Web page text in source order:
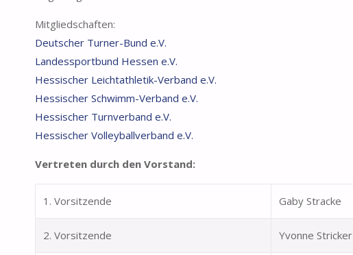
Mitgliedschaften:
Deutscher Turner-Bund e.V.
Landessportbund Hessen e.V.
Hessischer Leichtathletik-Verband e.V.
Hessischer Schwimm-Verband e.V.
Hessischer Turnverband e.V.
Hessischer Volleyballverband e.V.
Vertreten durch den Vorstand:
1. Vorsitzende Gaby Stracke
2. Vorsitzende Yvonne Stricker